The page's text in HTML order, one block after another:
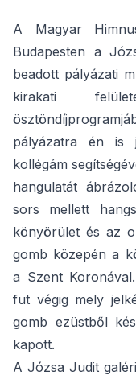
A Magyar
Budapesten a
beadott pályázati
kirakati
pályázatra én is
kollégám
hangulatát
sors mellett
könyörület és az
gomb közepén a
a Szent
fut végig mely
gomb ezüstből
kapott.
A Józsa Judit